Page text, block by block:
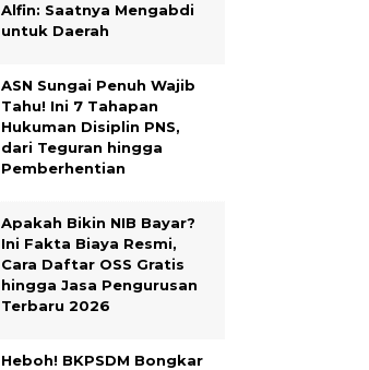
Alfin: Saatnya Mengabdi
untuk Daerah
ASN Sungai Penuh Wajib
Tahu! Ini 7 Tahapan
Hukuman Disiplin PNS,
dari Teguran hingga
Pemberhentian
Apakah Bikin NIB Bayar?
Ini Fakta Biaya Resmi,
Cara Daftar OSS Gratis
hingga Jasa Pengurusan
Terbaru 2026
Heboh! BKPSDM Bongkar